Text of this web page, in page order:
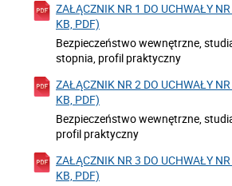
ZAŁĄCZNIK NR 1 DO UCHWAŁY
KB, PDF)
Bezpieczeństwo wewnętrzne,
stopnia, profil praktyczny
ZAŁĄCZNIK NR 2 DO UCHWAŁY
KB, PDF)
Bezpieczeństwo wewnętrzne,
profil praktyczny
ZAŁĄCZNIK NR 3 DO UCHWAŁY
KB, PDF)